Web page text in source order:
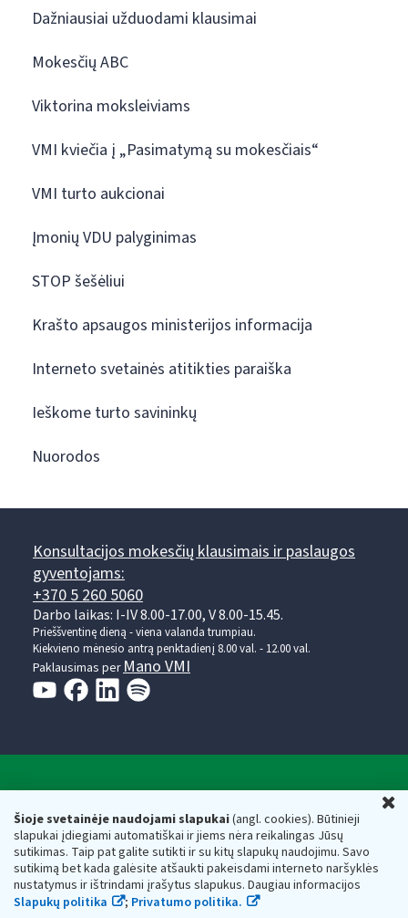
Šioje svetainėje naudojami slapukai(angl. cookies). Būtinieji
slapukai įdiegiami automatiškai ir jiems nėra reikalingas Jūsų
sutikimas. Taip pat galite sutikti ir su kitų slapukų naudojimu. Savo
sutikimą bet kada galėsite atšaukti pakeisdami interneto naršyklės
nustatymus ir ištrindami įrašytus slapukus. Daugiau informacijos
Slapukų politika
; Privatumo politika.
Dažniausiai užduodami klausimai
Mokesčių ABC
Viktorina moksleiviams
VMI kviečia į „Pasimatymą su mokesčiais“
VMI turto aukcionai
Įmonių VDU palyginimas
STOP šešėliui
Krašto apsaugos ministerijos informacija
Interneto svetainės atitikties paraiška
Ieškome turto savininkų
Nuorodos
Konsultacijos mokesčių klausimais ir paslaugos
gyventojams:
+370 5 260 5060
Darbo laikas: I-IV 8.00-17.00, V 8.00-15.45.
Prieššventinę dieną - viena valanda trumpiau.
Kiekvieno mėnesio antrą penktadienį 8.00 val. - 12.00 val.
Paklausimas perMano VMI
Valstybinė mokesčių inspekcija prie Lietuvos
Respublikos finansų ministerijos
Biudžetinė įstaiga. Juridinio asmens kodas — 188659752,
adresas: Vasario 16-osios g. 14, 01107 Vilnius, Lietuva, el.paštas:
vmi@vmi.lt , E. pristatymo dėžutės adresas 188659752
Duomenys apie Valstybinę mokesčių inspekciją prie Lietuvos
Respublikos finansų ministerijos kaupiami ir saugomi Juridinių